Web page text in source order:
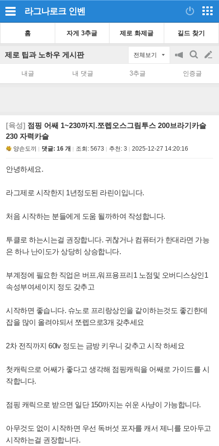
라그나로크 인벤
홈 자게 3추글 제로 화제글 길드 찾기
제로 팁과 노하우 게시판 전체보기
공
on/off
검
색
글
쓰
내글 내 댓글 3추글 인증글
[육성] 점핑 어쌔 1~230까지.쪼렙오스그림투스 200브라기카슬
230 자력카슬
양손도끼 댓글: 16 개 조회: 5673 추천: 3 2025-12-27 14:20:16
안녕하세요.
라그제로 시작한지 1년정도된 라린이입니다.
처음 시작하는 분들에게 도움 될까하여 작성합니다.
투클로 하는시는걸 권장합니다. 귀찮거나 컴퓨터가 한대라면 가능
은 하나 난이도가 상당히 상승합니다.
부계정에 필요한 직업은 버프,워프용프리1 노점및 오버디스상인1
속성부여세이지 정도 갖추고
시작하면 좋습니다. 슈노로 프리랑상인을 같이하는것도 좋긴한데
잡을 많이 올려야되서 쪼렙으로3개 갖추세요
2차 전직까지 60lv 정도는 금방 키우니 갖추고 시작 하세요
첫캐릭으로 어쌔가 좋다고 생각해 점핑캐릭을 어쌔로 가이드를 시
작합니다.
점핑 캐릭으로 받으면 일단 150까지는 쉬운 사냥이 가능합니다.
아무것도 없이 시작하면 우선 독버섯 포자를 캐서 제니를 모아두고
시작하는걸 권장합니다.